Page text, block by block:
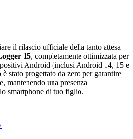
il rilascio ufficiale della tanto attesa
15, completamente ottimizzata per
Android (inclusi Android 14, 15 e
stato progettato da zero per garantire
mantenendo una presenza
smartphone di tuo figlio.